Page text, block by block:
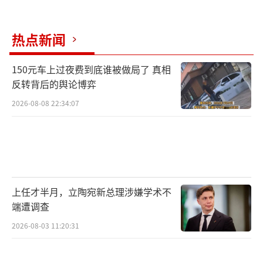
热点新闻
150元车上过夜费到底谁被做局了 真相
反转背后的舆论博弈
2026-08-08 22:34:07
上任才半月，立陶宛新总理涉嫌学术不
端遭调查
2026-08-03 11:20:31